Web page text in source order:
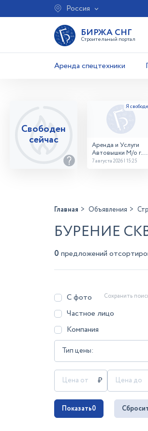
Россия
БИРЖА СНГ
Строительный портал
Аренда спецтехники
Свободен
сейчас
Аренда и Услуги
Автовышки М/о г.
Домодедово
7 августа 2026 | 15:25
Главная Объявления
БУРЕНИЕ
0 предложений
С фото
Частное лицо
Компания
Тип цены:
Сохранить
Показать0